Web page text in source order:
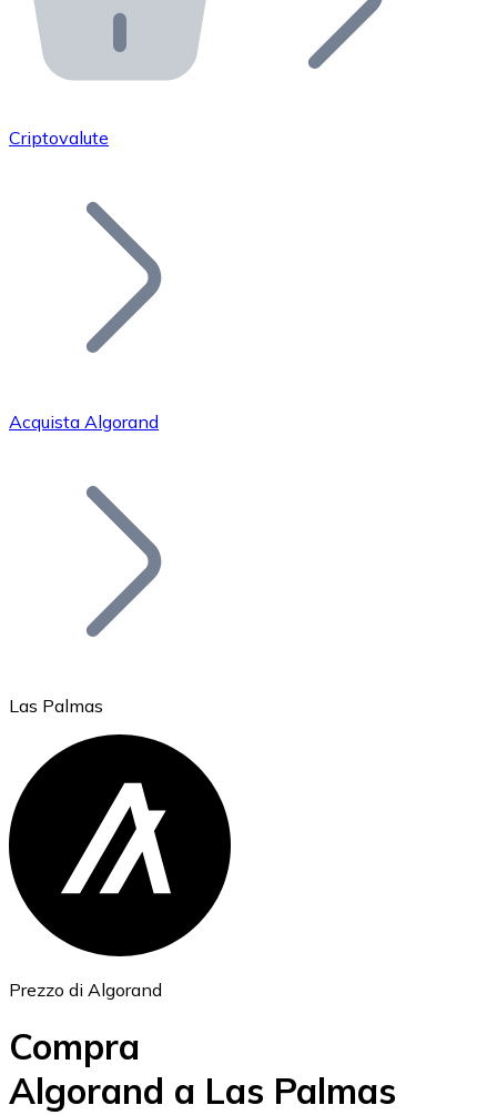
API Bitnovo
Integra la nostra API nel tuo ecosistema.
Unisciti alla nostra rete di rivenditori e
Aggiungi il token del tuo progetto al nostro servizio di
Bitcoin
Ethereum
ETH
Criptovalute
Acquista Algorand
Las Palmas
Prezzo di Algorand
Compra
Algorand a Las Palmas